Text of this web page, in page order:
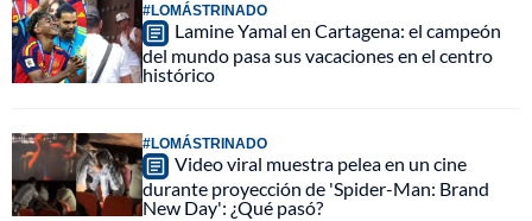
#LOMÁSTRINADO
Lamine Yamal en Cartagena: el campeón
del mundo pasa sus vacaciones en el centro
histórico
#LOMÁSTRINADO
Video viral muestra pelea en un cine
durante proyección de 'Spider-Man: Brand
New Day': ¿Qué pasó?